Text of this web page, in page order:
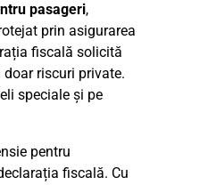
pasageri,
prin asigurarea
fiscală solicită
riscuri private.
speciale și pe
pentru
fiscală. Cu